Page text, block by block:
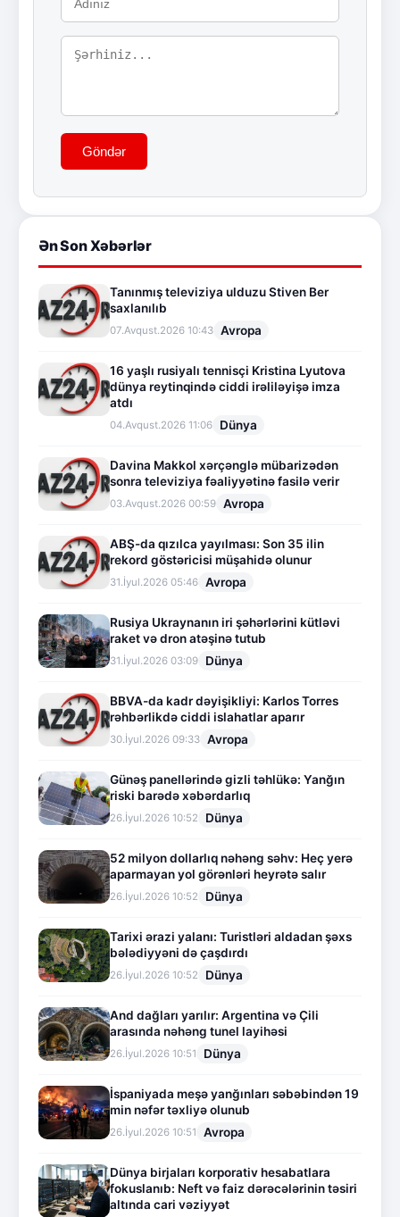
Göndər
Ən Son Xəbərlər
Tanınmış televiziya ulduzu Stiven Ber
saxlanılıb
07.Avqust.2026 10:43 Avropa
16 yaşlı rusiyalı tennisçi Kristina Lyutova
dünya reytinqində ciddi irəliləyişə imza
atdı
04.Avqust.2026 11:06 Dünya
Davina Makkol xərçənglə mübarizədən
sonra televiziya fəaliyyətinə fasilə verir
03.Avqust.2026 00:59 Avropa
ABŞ-da qızılca yayılması: Son 35 ilin
rekord göstəricisi müşahidə olunur
31.İyul.2026 05:46 Avropa
Rusiya Ukraynanın iri şəhərlərini kütləvi
raket və dron atəşinə tutub
31.İyul.2026 03:09 Dünya
BBVA-da kadr dəyişikliyi: Karlos Torres
rəhbərlikdə ciddi islahatlar aparır
30.İyul.2026 09:33 Avropa
Günəş panellərində gizli təhlükə: Yanğın
riski barədə xəbərdarlıq
26.İyul.2026 10:52 Dünya
52 milyon dollarlıq nəhəng səhv: Heç yerə
aparmayan yol görənləri heyrətə salır
26.İyul.2026 10:52 Dünya
Tarixi ərazi yalanı: Turistləri aldadan şəxs
bələdiyyəni də çaşdırdı
26.İyul.2026 10:52 Dünya
And dağları yarılır: Argentina və Çili
arasında nəhəng tunel layihəsi
26.İyul.2026 10:51 Dünya
İspaniyada meşə yanğınları səbəbindən 19
min nəfər təxliyə olunub
26.İyul.2026 10:51 Avropa
Dünya birjaları korporativ hesabatlara
fokuslanıb: Neft və faiz dərəcələrinin təsiri
altında cari vəziyyət